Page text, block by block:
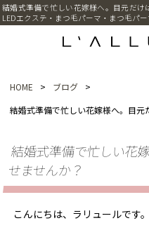
結婚式準備で忙しい花嫁様へ。目元だけ
LEDエクステ・まつ毛パーマ・まつ毛パ
HOME > ブログ
>
結婚式準備で忙しい花嫁様へ。目元
結婚式準備で忙しい花
せませんか？
こんにちは、ラリュールです。